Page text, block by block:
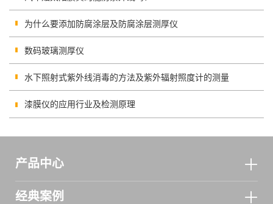
为什么要添加防腐涂层及防腐涂层测厚仪
数码玻璃测厚仪
水下照射式紫外线消毒的方法及紫外辐射照度计的测量
漆膜仪的应用行业及检测原理
产品中心
经典案例